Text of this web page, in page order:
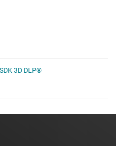
3D DLP®